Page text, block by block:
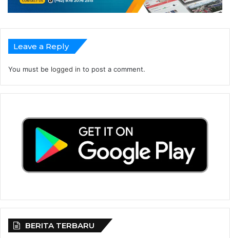
Leave a Reply
You must be logged in to post a comment.
BERITA TERBARU